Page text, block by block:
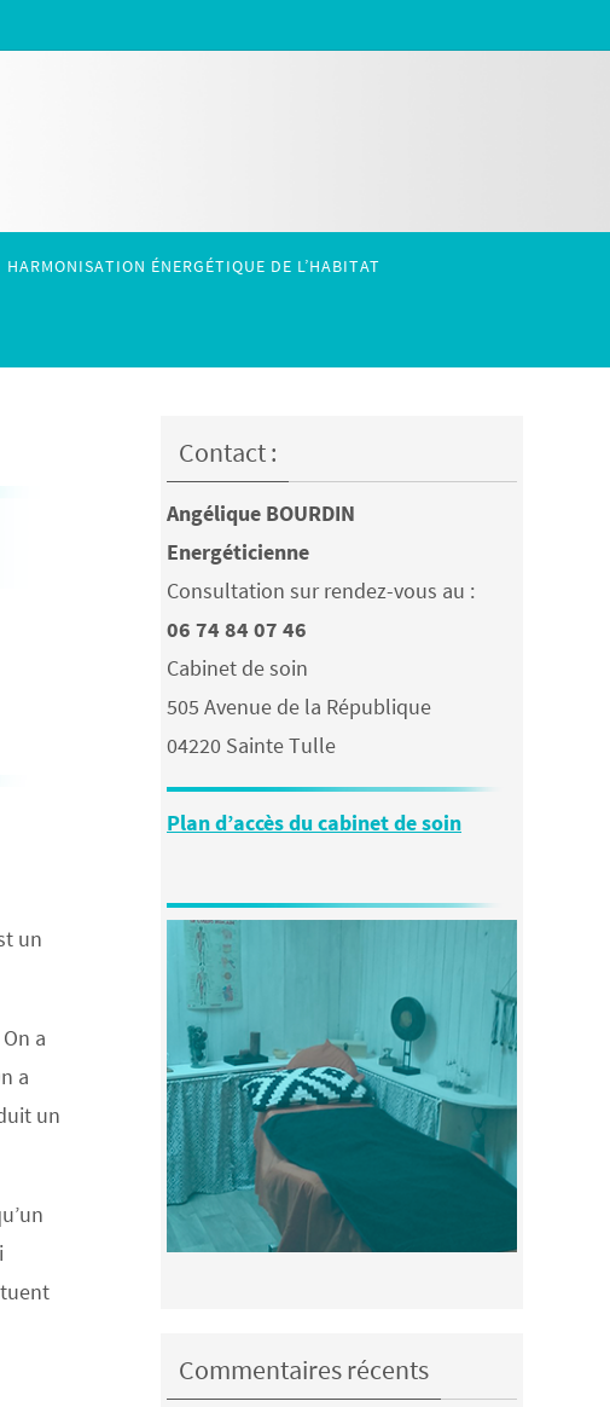
HARMONISATION ÉNERGÉTIQUE DE L’HABITAT
un
a
a
un
Contact :
Angélique BOURDIN
Energéticienne
Consultation sur rendez-vous au :
06 74 84 07 46
Cabinet de soin
505 Avenue de la République
04220 Sainte Tulle
Plan d’accès du cabinet de soin
Commentaires récents